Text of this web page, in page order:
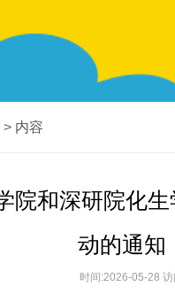
> 内容
院和深研院化
动的通知
时间:2026-05-28